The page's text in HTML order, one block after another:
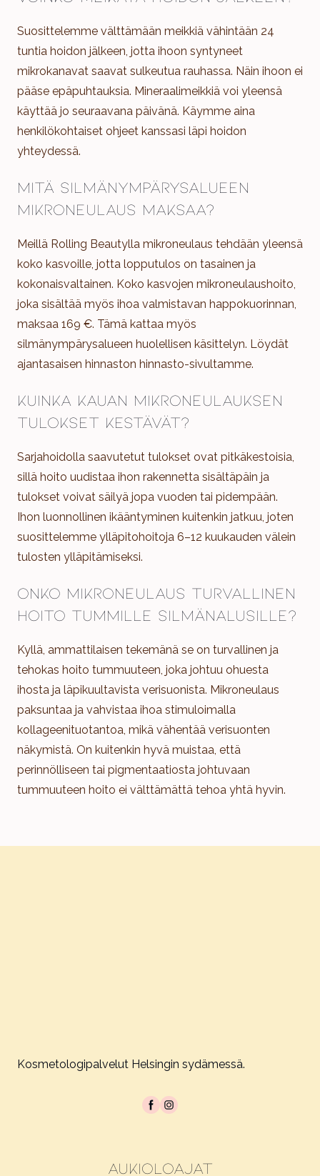
Suosittelemme välttämään meikkiä vähintään 24
tuntia hoidon jälkeen, jotta ihoon syntyneet
mikrokanavat saavat sulkeutua rauhassa. Näin ihoon ei
pääse epäpuhtauksia. Mineraalimeikkiä voi yleensä
käyttää jo seuraavana päivänä. Käymme aina
henkilökohtaiset ohjeet kanssasi läpi hoidon
yhteydessä.
Mitä silmänympärysalueen
mikroneulaus maksaa?
Meillä Rolling Beautylla mikroneulaus tehdään yleensä
koko kasvoille, jotta lopputulos on tasainen ja
kokonaisvaltainen. Koko kasvojen mikroneulaushoito,
joka sisältää myös ihoa valmistavan happokuorinnan,
maksaa 169 €. Tämä kattaa myös
silmänympärysalueen huolellisen käsittelyn. Löydät
ajantasaisen hinnaston hinnasto-sivultamme.
Kuinka kauan mikroneulauksen
tulokset kestävät?
Sarjahoidolla saavutetut tulokset ovat pitkäkestoisia,
sillä hoito uudistaa ihon rakennetta sisältäpäin ja
tulokset voivat säilyä jopa vuoden tai pidempään.
Ihon luonnollinen ikääntyminen kuitenkin jatkuu, joten
suosittelemme ylläpitohoitoja 6–12 kuukauden välein
tulosten ylläpitämiseksi.
Onko mikroneulaus turvallinen
hoito tummille silmänalusille?
Kyllä, ammattilaisen tekemänä se on turvallinen ja
tehokas hoito tummuuteen, joka johtuu ohuesta
ihosta ja läpikuultavista verisuonista. Mikroneulaus
paksuntaa ja vahvistaa ihoa stimuloimalla
kollageenituotantoa, mikä vähentää verisuonten
näkymistä. On kuitenkin hyvä muistaa, että
perinnölliseen tai pigmentaatiosta johtuvaan
tummuuteen hoito ei välttämättä tehoa yhtä hyvin.
Kosmetologipalvelut Helsingin sydämessä.
Aukioloajat